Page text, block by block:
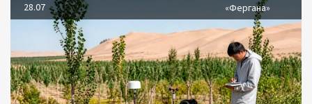
28.07 «Фергана»